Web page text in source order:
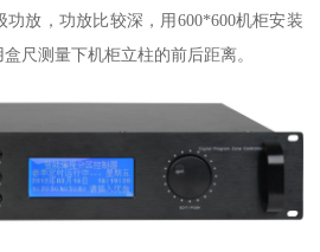
放，功放比较深，用600*600机柜安装
尺测量下机柜立柱的前后距离。